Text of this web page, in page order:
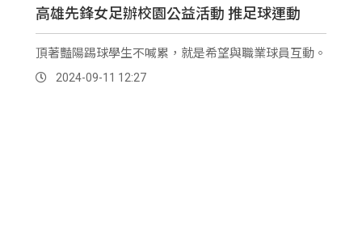
高雄先鋒女足辦校園公益活動 推足球運動
頂著豔陽踢球學生不喊累，就是希望與職業球員互動。
2024-09-11 12:27